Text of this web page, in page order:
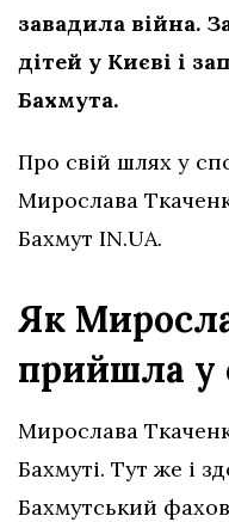
завадила війна.
дітей у Києві і
Бахмута.
Про свій шлях у
Мирослава
Бахмут IN.UA.
Як
прийшла у
Мирослава
Бахмуті. Тут же і
Бахмутський